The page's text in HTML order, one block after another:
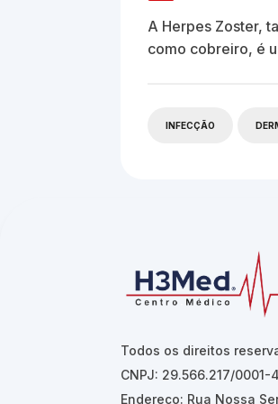
A Herpes Zoster,
como cobreiro, é
INFECÇÃO
Todos os direitos
CNPJ: 29.566.217/0001-
Endereço: Rua Nossa